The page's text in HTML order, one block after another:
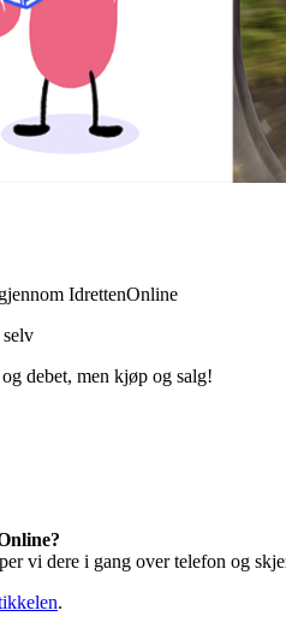
IdrettenOnline
debet, men kjøp og salg!
vi dere i gang over telefon og
.